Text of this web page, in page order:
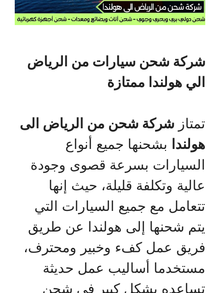
شركة شحن سيارات من الرياض
الي هولندا ممتازة
تمتاز شركة شحن من الرياض الى
هولندا بشحنها جميع أنواع
السيارات بسرعة قصوى وجودة
عالية وتكلفة قليلة، حيث إنها
تتعامل مع جميع السيارات التي
يتم شحنها إلى هولندا عن طريق
فريق عمل كفء وخبير ومحترف،
مستخدما أساليب عمل حديثة
تساعده بشكل كبير في شحن